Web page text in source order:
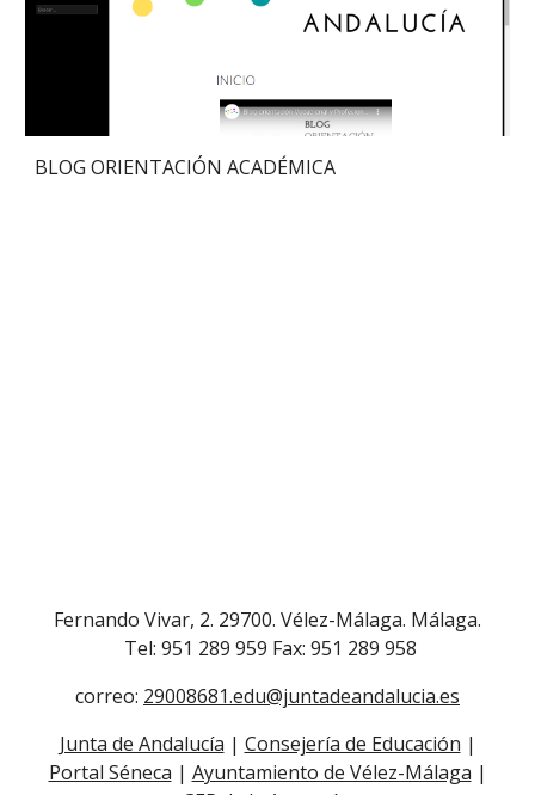
BLOG ORIENTACIÓN ACADÉMICA
Fernando Vivar, 2. 29700. Vélez-Málaga. Málaga.
Tel: 951 289 959 Fax: 951 289 958
correo: 29008681.edu@juntadeandalucia.es
Junta de Andalucía | Consejería de Educación |
Portal Séneca | Ayuntamiento de Vélez-Málaga |